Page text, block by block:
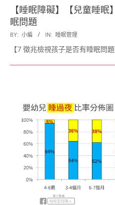
【睡眠障礙】【兒童睡
眠問題
2018-
04-
BY: 小編 IN: 睡眠管理
【7 徵兆檢視孩子是否有睡眠問題